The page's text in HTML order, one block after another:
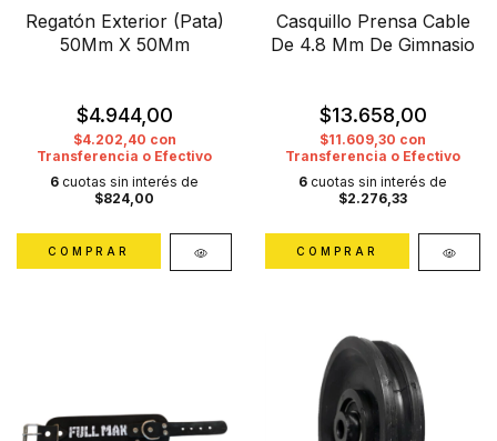
Regatón Exterior (Pata)
50Mm X 50Mm
$4.944,00
$4.202,40 con
Transferencia o Efectivo
6 cuotas sin interés de
$824,00
Casquillo Prensa Cable
De 4.8 Mm De Gimnasio
$13.658,00
$11.609,30 con
Transferencia o Efectivo
6 cuotas sin interés de
$2.276,33